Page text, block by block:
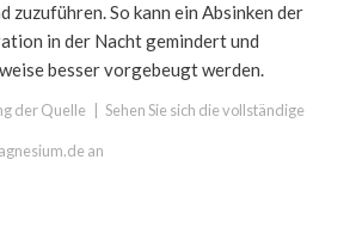
zuzuführen. So kann ein Absinken der
in der Nacht gemindert und
besser vorgebeugt werden.
der Quelle Sehen Sie sich die vollständige
an